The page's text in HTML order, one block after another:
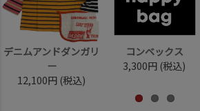
デニムアンドダンガリ
ー
12,100円 (税込)
コンベックス
3,300円 (税込)